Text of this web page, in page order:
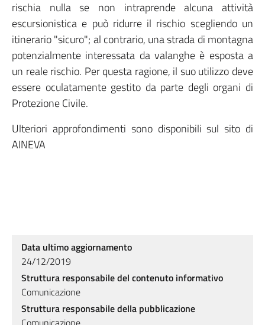
rischia nulla se non intraprende alcuna attività
escursionistica e può ridurre il rischio scegliendo un
itinerario "sicuro"; al contrario, una strada di montagna
potenzialmente interessata da valanghe è esposta a
un reale rischio. Per questa ragione, il suo utilizzo deve
essere oculatamente gestito da parte degli organi di
Protezione Civile.
Ulteriori approfondimenti sono disponibili sul sito di
AINEVA
Data ultimo aggiornamento
24/12/2019
Struttura responsabile del contenuto informativo
Comunicazione
Struttura responsabile della pubblicazione